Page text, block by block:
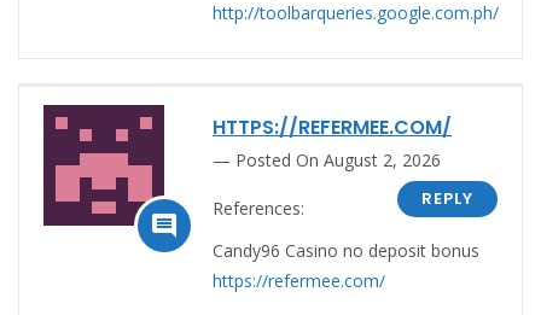
http://toolbarqueries.google.com.ph/

HTTPS://REFERMEE.COM/
Posted On August 2, 2026
REPLY
References:
Candy96 Casino no deposit bonus
https://refermee.com/